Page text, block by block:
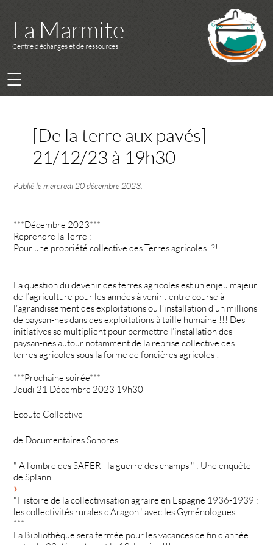
La Marmite
Centre d’échanges et de ressources
☰
[De la terre aux pavés]-
21/12/23 à 19h30
Publié lemercredi 20 décembre 2023
***Décembre 2023***
Reprendre la Terre :
Pour une propriété collective des Terres agricoles !?!
La question du devenir des terres agricoles est un enjeu majeur
de l’agriculture pour les années à venir : entre course à
l’agrandissement des exploitations ou l’installation d’un millions
de paysan-nes dans des exploitations à taille humaine !!! Des
initiatives se multiplient pour permettre l’installation des
paysan-nes autour notamment de la reprise collective des
terres agricoles sous la forme de foncières agricoles ! ­
***Prochaine soirée***
Jeudi 21 Décembre 2023 19h30
Ecoute Collective
de Documentaires Sonores
" A l’ombre des SAFER - la guerre des champs " : Une enquête
de Splann
"Histoire de la collectivisation agraire en Espagne 1936-1939 :
les collectivités rurales d’Aragon" avec les Gyménologues
***
La Bibliothèque sera fermée pour les vacances de fin d’année